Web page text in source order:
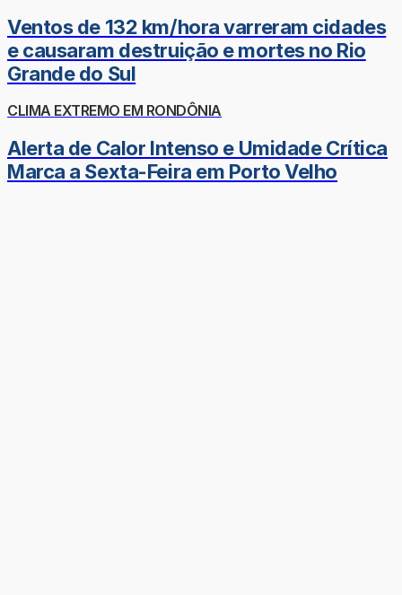
Ventos de 132 km/hora varreram cidades
e causaram destruição e mortes no Rio
Grande do Sul
CLIMA EXTREMO EM RONDÔNIA
Alerta de Calor Intenso e Umidade Crítica
Marca a Sexta-Feira em Porto Velho